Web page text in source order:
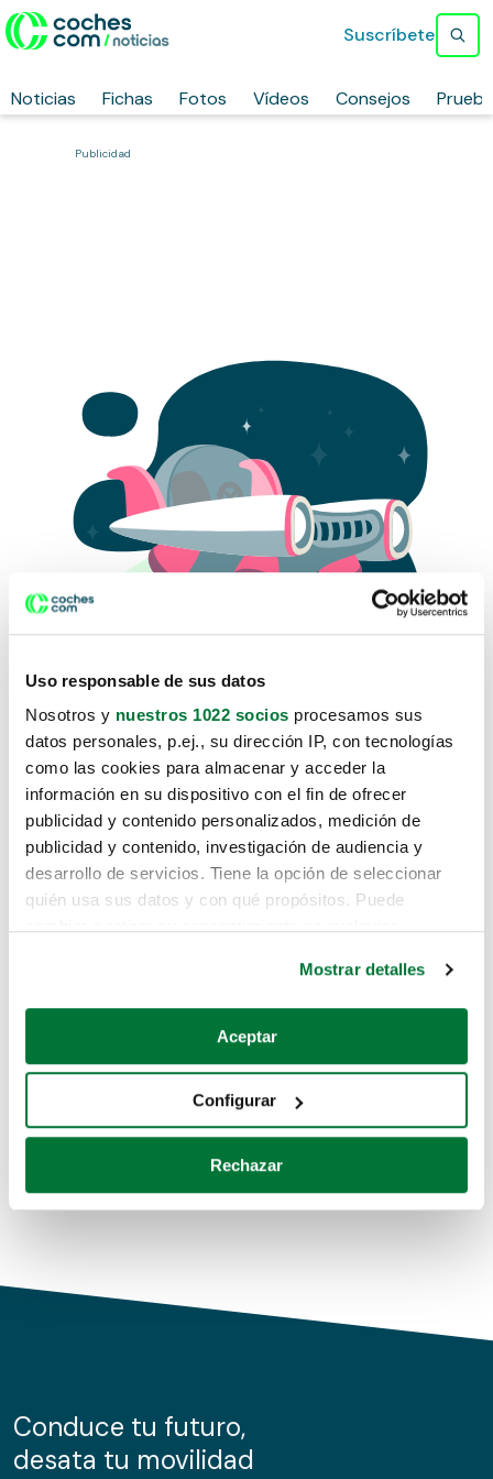
Uso responsable de sus datos
Nosotros y nuestros 1022 socios procesamos sus
datos personales, p.ej., su dirección IP, con tecnologías
como las cookies para almacenar y acceder la
información en su dispositivo con el fin de ofrecer
publicidad y contenido personalizados, medición de
publicidad y contenido, investigación de audiencia y
desarrollo de servicios. Tiene la opción de seleccionar
quién usa sus datos y con qué propósitos. Puede
Si lo permite, también quisiéramos:
Recopilar información sobre su ubicación geográfica
Identificar su dispositivo analizándolo activamente
para buscar características específicas (huellas
Obtenga más información sobre cómo se procesan sus
de cookies.
información sobre el uso que haga del sitio web con
nuestros partners de redes sociales, publicidad y análisis
Mostrar detalles
Aceptar
Configurar
Rechazar
Noticias Fichas Fotos Vídeos Consejos
Suscríbete
Publicidad
Lo sentimos, no sabemos como
te hemos traido hasta aquí.
Pero puedes encontrar el coche que estás
buscando en alguno de estos enlaces:
Coches de segunda mano
Coches de km0
Conduce tu futuro,
desata tu movilidad